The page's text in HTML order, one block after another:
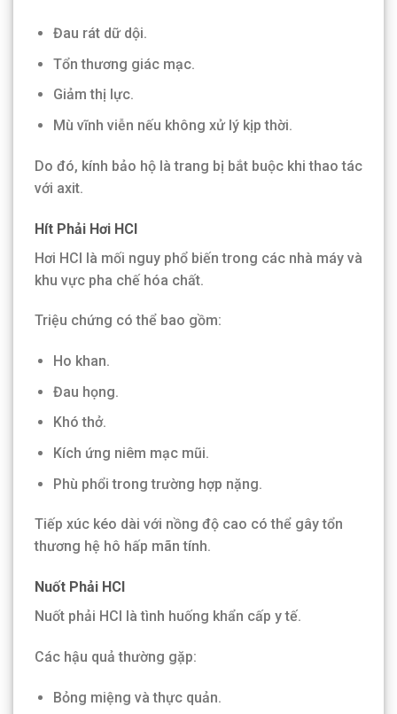
Đau rát dữ dội.
Tổn thương giác mạc.
Giảm thị lực.
Mù vĩnh viễn nếu không xử lý kịp thời.
Do đó, kính bảo hộ là trang bị bắt buộc khi thao tác
với axit.
Hít Phải Hơi HCl
Hơi HCl là mối nguy phổ biến trong các nhà máy và
khu vực pha chế hóa chất.
Triệu chứng có thể bao gồm:
Ho khan.
Đau họng.
Khó thở.
Kích ứng niêm mạc mũi.
Phù phổi trong trường hợp nặng.
Tiếp xúc kéo dài với nồng độ cao có thể gây tổn
thương hệ hô hấp mãn tính.
Nuốt Phải HCl
Nuốt phải HCl là tình huống khẩn cấp y tế.
Các hậu quả thường gặp:
Bỏng miệng và thực quản.